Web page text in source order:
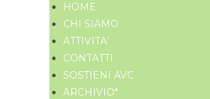
HOME
CHI SIAMO
ATTIVITA’
CONTATTI
SOSTIENI AVC
ARCHIVIO*